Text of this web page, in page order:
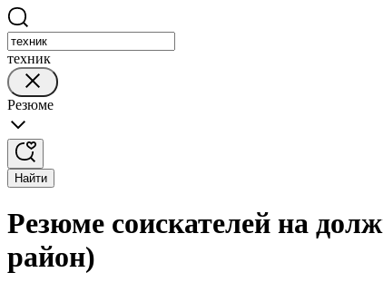
техник
Резюме
Найти
Резюме соискателей на
район)